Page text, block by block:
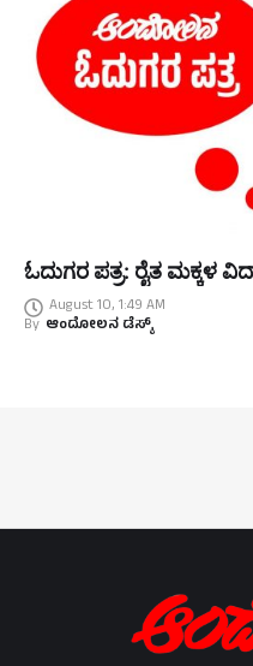
ಓದುಗರ ಪತ್ರ: ರೈತ ಮಕ್ಕಳ
August 10, 1:49 AM
By ಆಂದೋಲನ ಡೆಸ್ಕ್